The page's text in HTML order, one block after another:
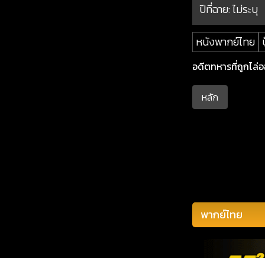
ปีที่ฉาย:ไม่ระบุ
หนังพากย์ไทย
อดีตทหารที่ถูกไล่
หลัก